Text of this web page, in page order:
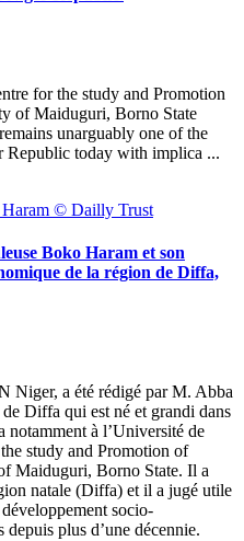
for the study and Promotion
of Maiduguri, Borno State
unarguably one of the
Republic today with implica ...
Boko Haram et son
de la région de Diffa,
Niger, a été rédigé par M. Abba
Diffa qui est né et grandi dans
à l’Université de
study and Promotion of
Maiduguri, Borno State. Il a
natale (Diffa) et il a jugé utile
socio-
plus d’une décennie.